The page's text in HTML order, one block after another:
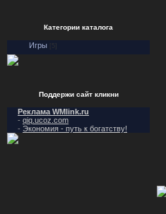
Категории каталога
Игры [5]
Поддержи сайт кликни
Реклама WMlink.ru
- qiq.ucoz.com
- Экономия - путь к богатству!